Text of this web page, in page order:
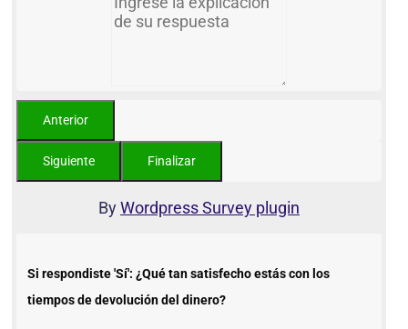
ByWordpress Survey plugin
Si respondiste 'Sí': ¿Qué tan satisfecho estás con los
tiempos de devolución del dinero?